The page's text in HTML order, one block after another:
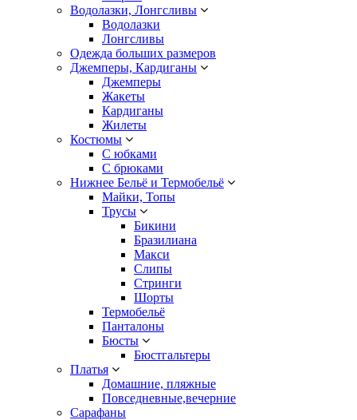
Водолазки, Лонгсливы
Водолазки
Лонгсливы
Одежда больших размеров
Джемперы, Кардиганы
Джемперы
Жакеты
Кардиганы
Жилеты
Костюмы
С юбками
С брюками
Нижнее Бельё и Термобельё
Майки, Топы
Трусы
Бикини
Бразилиана
Макси
Слипы
Стринги
Шорты
Термобельё
Панталоны
Бюсты
Бюстгальтеры
Платья
Домашние, пляжные
Повседневные,вечерние
Сарафаны